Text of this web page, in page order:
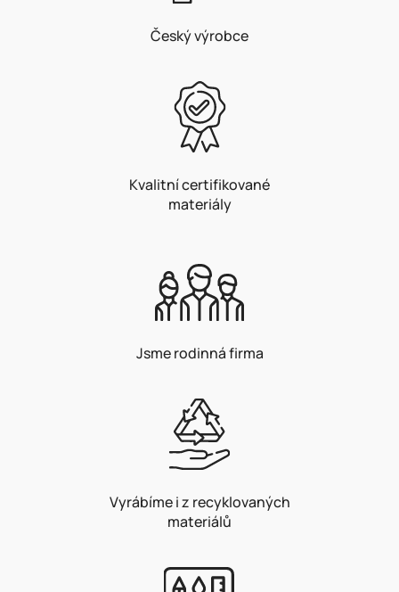
Český výrobce
Kvalitní certifikované
materiály
Jsme rodinná firma
Vyrábíme i z recyklovaných
materiálů